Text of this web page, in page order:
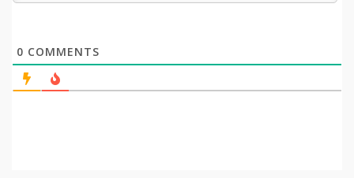
0 COMMENTS